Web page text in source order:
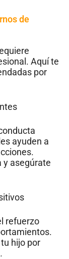
de
Aquí te
por
ayuden a
y asegúrate
refuerzo
hijo por